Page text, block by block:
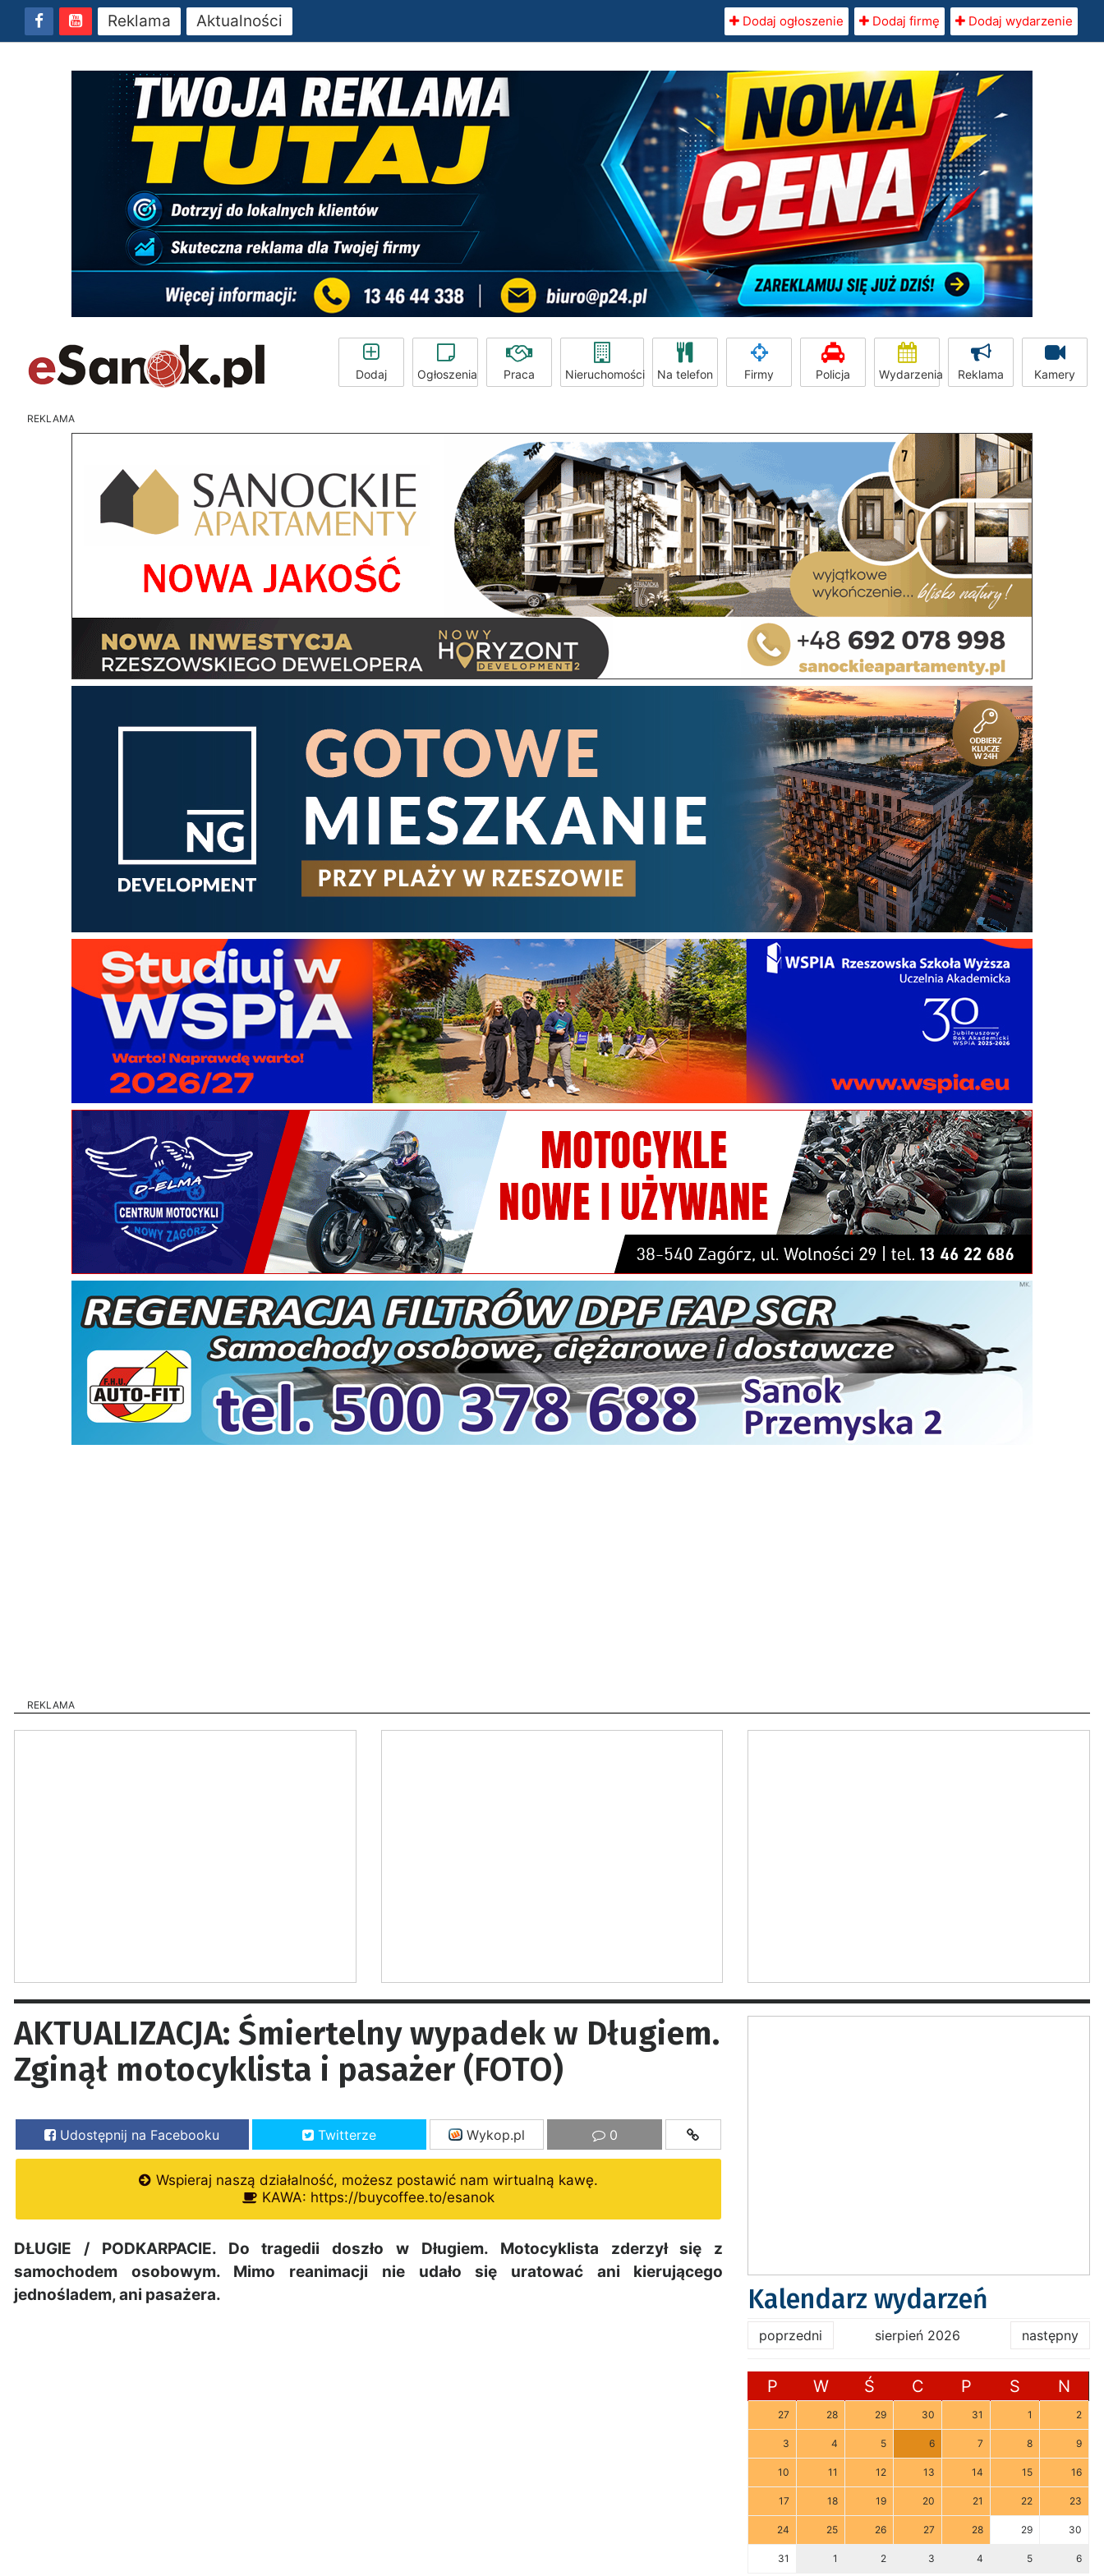
Reklama Aktualności Dodaj ogłoszenie Dodaj firmę Dodaj wydarzenie
Dodaj Ogłoszenia Praca Nieruchomości Na telefon Firmy Policja Wydarzenia Reklama Kamery
REKLAMA
REKLAMA
AKTUALIZACJA: Śmiertelny wypadek w Długiem.
Zginął motocyklista i pasażer (FOTO)
Udostępnij na Facebooku Twitterze Wykop.pl 0
Wspieraj naszą działalność, możesz postawić nam wirtualną kawę.
KAWA: https://buycoffee.to/esanok
DŁUGIE / PODKARPACIE. Do tragedii doszło w Długiem. Motocyklista zderzył się z
samochodem osobowym. Mimo reanimacji nie udało się uratować ani kierującego
jednośladem, ani pasażera.
Kalendarz wydarzeń
poprzedni sierpień 2026 następny
P W Ś C P S N
27 28 29 30 31 1 2
3 4 5 6 7 8 9
10 11 12 13 14 15 16
17 18 19 20 21 22 23
24 25 26 27 28 29 30
31 1 2 3 4 5 6